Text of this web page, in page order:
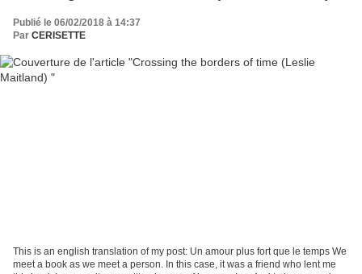
Publié le 06/02/2018 à 14:37
Par CERISETTE
This is an english translation of my post: Un amour plus fort que le temps We
meet a book as we meet a person. In this case, it was a friend who lent me